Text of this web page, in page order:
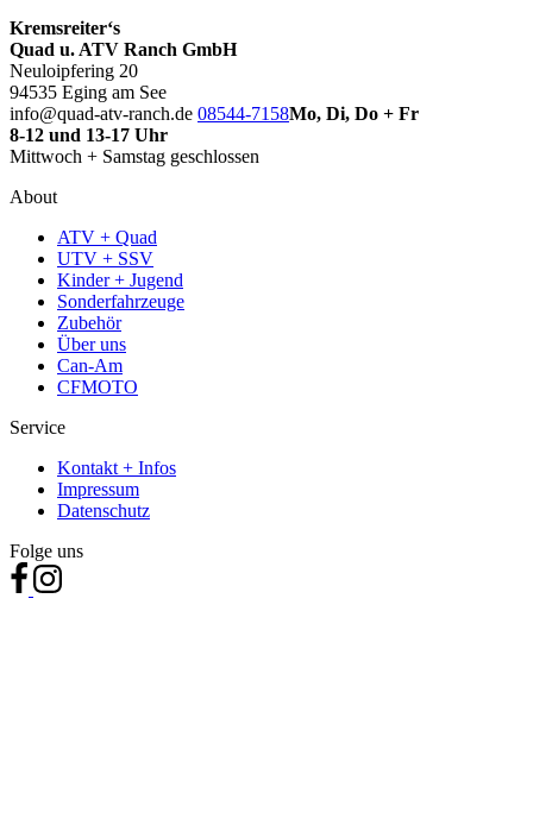
Kremsreiter‘s
Quad u. ATV Ranch GmbH
Neuloipfering 20
94535 Eging am See
info@quad-atv-ranch.de 08544-7158Mo, Di, Do + Fr
8-12 und 13-17 Uhr
Mittwoch + Samstag geschlossen
About
ATV + Quad
UTV + SSV
Kinder + Jugend
Sonderfahrzeuge
Zubehör
Über uns
Can-Am
CFMOTO
Service
Kontakt + Infos
Impressum
Datenschutz
Folge uns